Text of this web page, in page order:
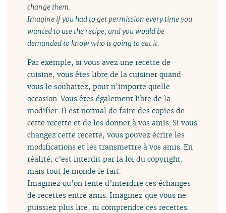
change them.
Imagine if you had to get permission every time you
wanted to use the recipe, and you would be
demanded to know who is going to eat it.
Par exemple, si vous avez une recette de
cuisine, vous êtes libre de la cuisiner quand
vous le souhaitez, pour n’importe quelle
occasion. Vous êtes également libre de la
modifier. Il est normal de faire des copies de
cette recette et de les donner à vos amis. Si vous
changez cette recette, vous pouvez écrire les
modifications et les transmettre à vos amis. En
réalité, c’est interdit par la loi du copyright,
mais tout le monde le fait.
Imaginez qu’on tente d’interdire ces échanges
de recettes entre amis. Imaginez que vous ne
puissiez plus lire, ni comprendre ces recettes.